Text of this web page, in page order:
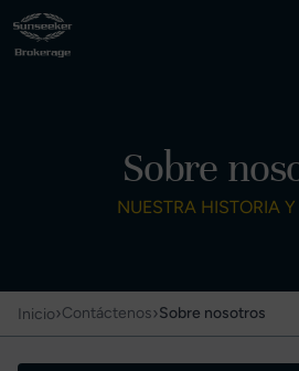
Sobre
NUESTRA HISTORIA
Inicio›Contáctenos›Sobre nosotros